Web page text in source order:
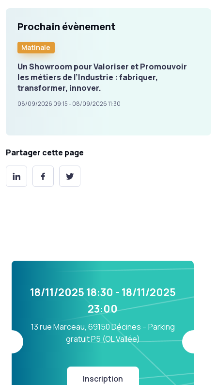
Prochain évènement
Matinale
Un Showroom pour Valoriser et Promouvoir
les métiers de l’Industrie : fabriquer,
transformer, innover.
08/09/2026 09:15 - 08/09/2026 11:30
Partager cette page
18/11/2025 18:30 - 18/11/2025
23:00
13 rue Marceau, 69150 Décines – Parking
gratuit P5 (OL Vallée)
Inscription